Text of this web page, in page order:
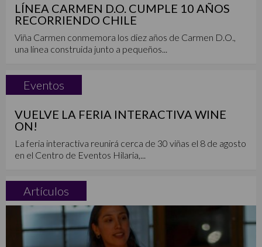
LÍNEA CARMEN D.O. CUMPLE 10 AÑOS
RECORRIENDO CHILE
Viña Carmen conmemora los diez años de Carmen D.O.,
una línea construida junto a pequeños...
Eventos
VUELVE LA FERIA INTERACTIVA WINE
ON!
La feria interactiva reunirá cerca de 30 viñas el 8 de agosto
en el Centro de Eventos Hilaria,...
Artículos